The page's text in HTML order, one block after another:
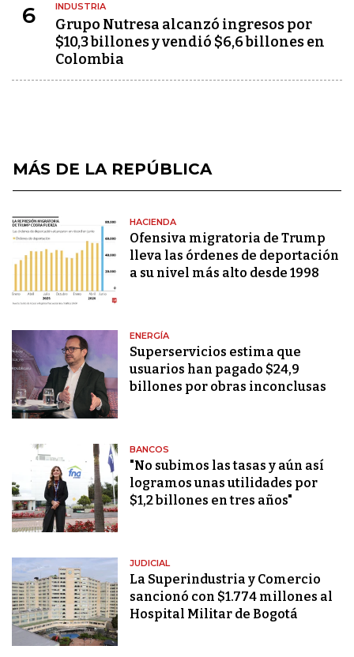
6 INDUSTRIA
Grupo Nutresa alcanzó ingresos por
$10,3 billones y vendió $6,6 billones en
Colombia
MÁS DE LA REPÚBLICA
HACIENDA
Ofensiva migratoria de Trump
lleva las órdenes de deportación
a su nivel más alto desde 1998
ENERGÍA
Superservicios estima que
usuarios han pagado $24,9
billones por obras inconclusas
BANCOS
"No subimos las tasas y aún así
logramos unas utilidades por
$1,2 billones en tres años"
JUDICIAL
La Superindustria y Comercio
sancionó con $1.774 millones al
Hospital Militar de Bogotá